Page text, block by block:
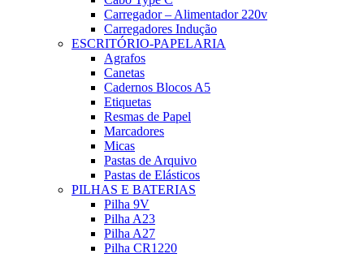
Carregador – Alimentador 220v
Carregadores Indução
ESCRITÓRIO-PAPELARIA
Agrafos
Canetas
Cadernos Blocos A5
Etiquetas
Resmas de Papel
Marcadores
Micas
Pastas de Arquivo
Pastas de Elásticos
PILHAS E BATERIAS
Pilha 9V
Pilha A23
Pilha A27
Pilha CR1220